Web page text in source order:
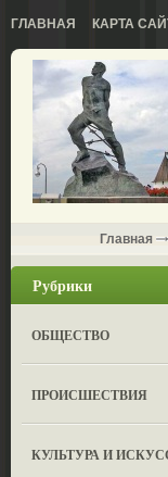
ГЛАВНАЯ КАРТА
Главная
Рубрики
ОБЩЕСТВО
ПРОИСШЕСТВИЯ
КУЛЬТУРА И